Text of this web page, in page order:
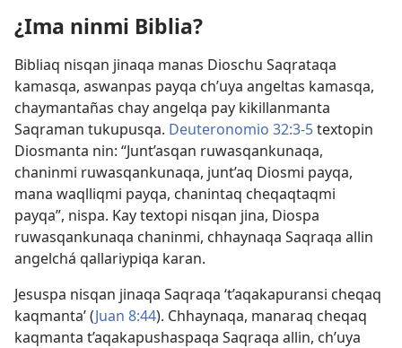
¿Ima ninmi Biblia?
Bibliaq nisqan jinaqa manas Dioschu Saqrataqa
kamasqa, aswanpas payqa ch’uya angeltas kamasqa,
chaymantañas chay angelqa pay kikillanmanta
Saqraman tukupusqa. Deuteronomio 32:3-5textopin
Diosmanta nin: “Junt’asqan ruwasqankunaqa,
chaninmi ruwasqankunaqa, junt’aq Diosmi payqa,
mana waqlliqmi payqa, chanintaq cheqaqtaqmi
payqa”, nispa. Kay textopi nisqan jina, Diospa
ruwasqankunaqa chaninmi, chhaynaqa Saqraqa allin
angelchá qallariypiqa karan.
Jesuspa nisqan jinaqa Saqraqa ‘t’aqakapuransi cheqaq
kaqmanta’ (Juan 8:44). Chhaynaqa, manaraq cheqaq
kaqmanta t’aqakapushaspaqa Saqraqa allin, ch’uya